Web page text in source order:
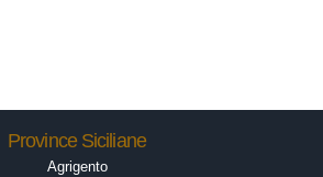
Province Siciliane
Agrigento